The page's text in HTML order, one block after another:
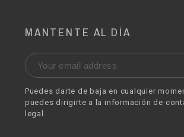
MANTENTE AL DÍA
Puedes darte de baja en cualquier
puedes dirigirte a la información de
legal.